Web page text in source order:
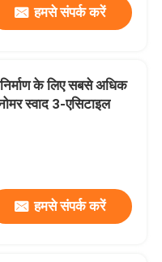
हमसे संपर्क करें
के लिए सबसे अधिक
स्वाद 3-एसिटाइल
हमसे संपर्क करें